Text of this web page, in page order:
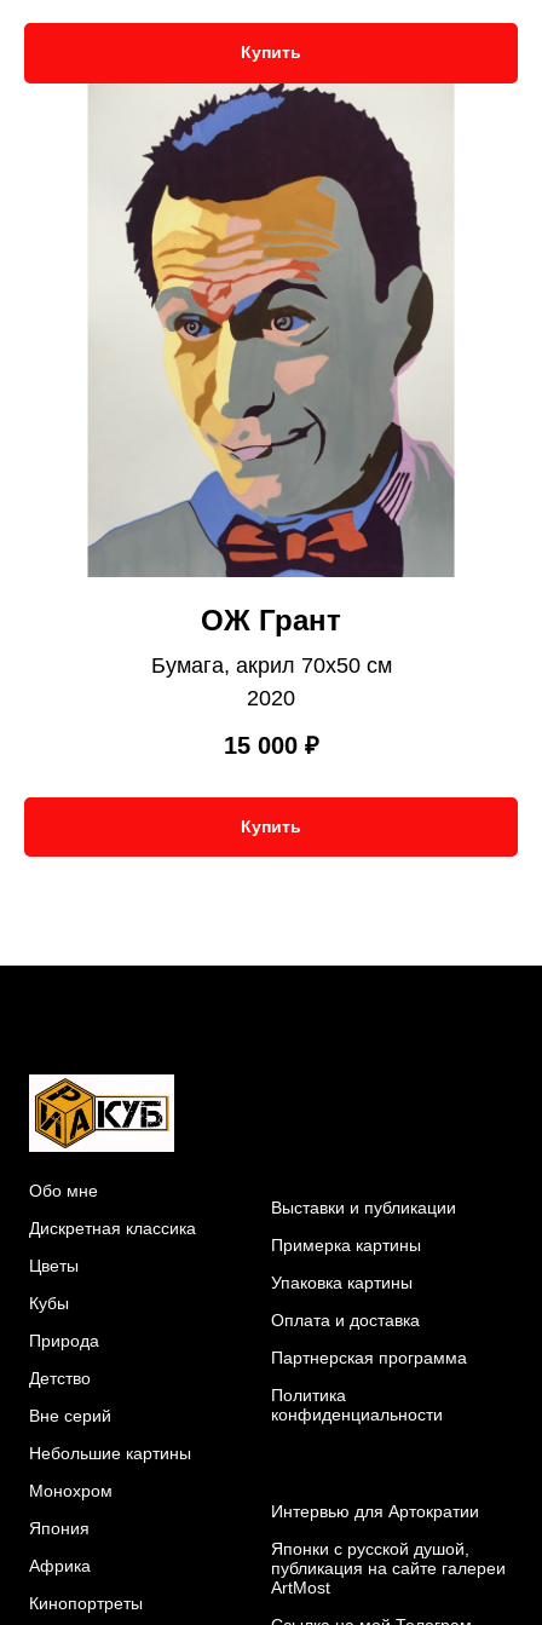
Купить
ОЖ Грант
Бумага, акрил 70х50 см
2020
15 000 ₽
Купить
Обо мне
Дискретная классика
Цветы
Кубы
Природа
Детство
Вне серий
Небольшие картины
Монохром
Япония
Африка
Кинопортреты
Выставки и публикации
Примерка картины
Упаковка картины
Оплата и доставка
Партнерская программа
Политика
конфиденциальности
Интервью для Артократии
Японки с русской душой,
публикация на сайте галереи
ArtMost